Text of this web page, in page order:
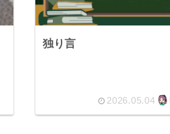
独り言
2026.05.04